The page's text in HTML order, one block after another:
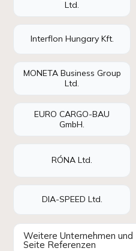
Ltd.
Interflon Hungary Kft.
MONETA Business Group
Ltd.
EURO CARGO-BAU
GmbH.
RÓNA Ltd.
DIA-SPEED Ltd.
Weitere Unternehmen
Seite Referenzen